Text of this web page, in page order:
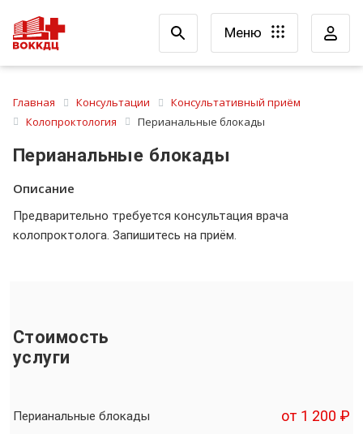
Меню
Главная Консультации
Консультативный приём
Колопроктология
Перианальные блокады
Перианальные блокады
Описание
Предварительно требуется консультация врача
колопроктолога. Запишитесь на приём.
Стоимость
услуги
Перианальные блокады от 1 200 ₽